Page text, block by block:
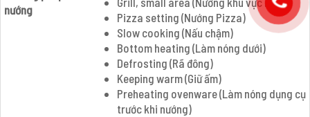
nướng
Pizza setting (Nướng Pizza)
Slow cooking (Nấu chậm)
Bottom heating (Làm nóng dưới)
Defrosting (Rã đông)
Keeping warm (Giữ ấm)
Preheating ovenware (Làm nóng dụng cụ
trước khi nướng)